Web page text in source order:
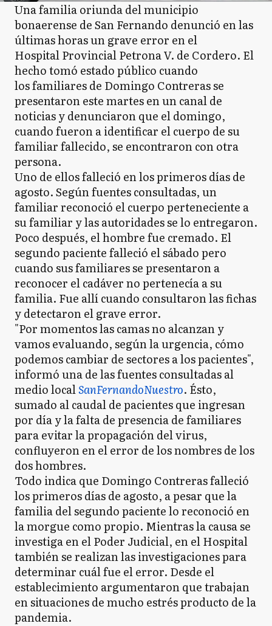
Una familia oriunda del municipio
bonaerense de San Fernando denunció en las
últimas horas un grave error en el
Hospital Provincial Petrona V. de Cordero. El
hecho tomó estado público cuando
los familiares de Domingo Contreras se
presentaron este martes en un canal de
noticias y denunciaron que el domingo,
cuando fueron a identificar el cuerpo de su
familiar fallecido, se encontraron con otra
persona.
Uno de ellos falleció en los primeros días de
agosto. Según fuentes consultadas, un
familiar reconoció el cuerpo perteneciente a
su familiar y las autoridades se lo entregaron.
Poco después, el hombre fue cremado. El
segundo paciente falleció el sábado pero
cuando sus familiares se presentaron a
reconocer el cadáver no pertenecía a su
familia. Fue allí cuando consultaron las fichas
y detectaron el grave error.
"Por momentos las camas no alcanzan y
vamos evaluando, según la urgencia, cómo
podemos cambiar de sectores a los pacientes",
informó una de las fuentes consultadas al
medio localSanFernandoNuestro. Ésto,
sumado al caudal de pacientes que ingresan
por día y la falta de presencia de familiares
para evitar la propagación del virus,
confluyeron en el error de los nombres de los
dos hombres.
Todo indica que Domingo Contreras falleció
los primeros días de agosto, a pesar que la
familia del segundo paciente lo reconoció en
la morgue como propio. Mientras la causa se
investiga en el Poder Judicial, en el Hospital
también se realizan las investigaciones para
determinar cuál fue el error. Desde el
establecimiento argumentaron que trabajan
en situaciones de mucho estrés producto de la
pandemia.